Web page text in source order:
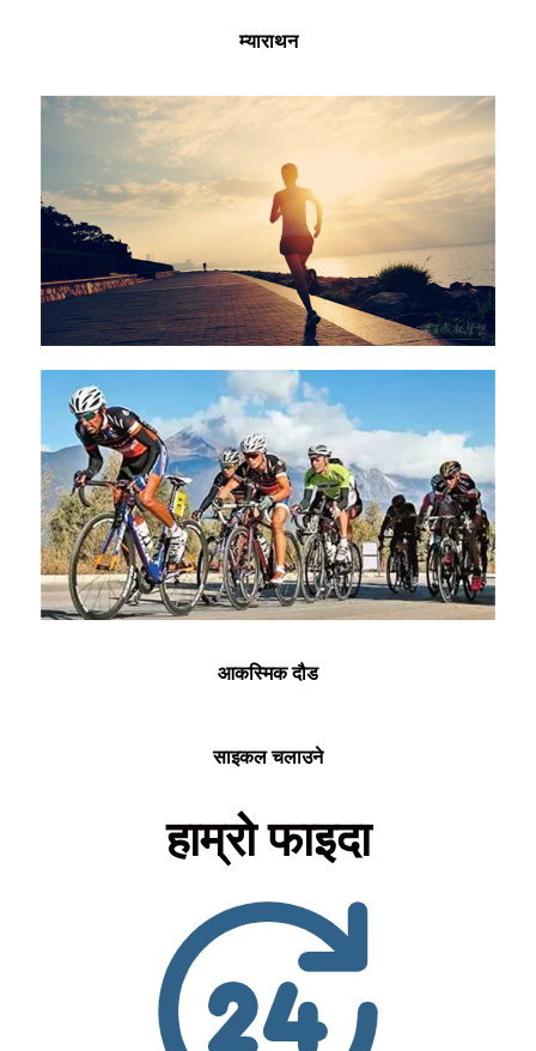
म्याराथन
आकस्मिक दौड
साइकल चलाउने
हाम्रो फाइदा